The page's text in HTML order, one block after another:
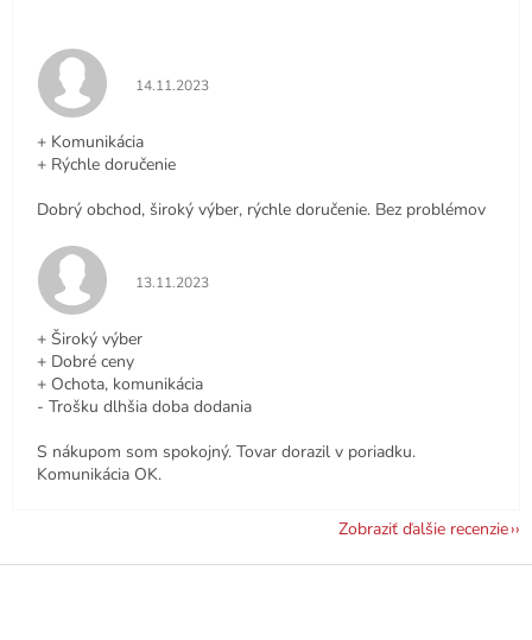
Hodnotenie obchodu je 5 z 5 hviezdičiek.
14.11.2023
+ Komunikácia
+ Rýchle doručenie
Dobrý obchod, široký výber, rýchle doručenie. Bez problémov
Hodnotenie obchodu je 5 z 5 hviezdičiek.
13.11.2023
+ Široký výber
+ Dobré ceny
+ Ochota, komunikácia
- Trošku dlhšia doba dodania
S nákupom som spokojný. Tovar dorazil v poriadku.
Komunikácia OK.
Zobraziť ďalšie recenzie